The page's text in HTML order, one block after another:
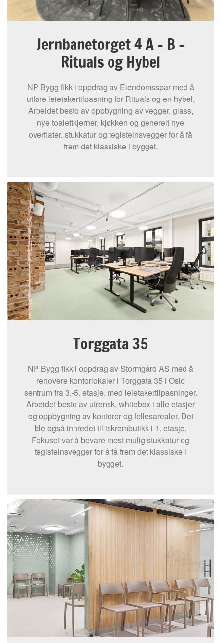
Jernbanetorget 4 A – B –
Rituals og Hybel
NP Bygg fikk i oppdrag av Eiendomsspar med å
utføre leietakertilpasning for Rituals og en hybel.
Arbeidet besto av oppbygning av vegger, glass,
nye toalettkjerner, kjøkken og generelt nye
overflater. stukkatur og teglsteinsvegger for å få
frem det klassiske i bygget.
Torggata 35
NP Bygg fikk i oppdrag av Stormgård AS med å
renovere kontorlokaler i Torggata 35 i Oslo
sentrum fra 3.-5. etasje, med leietakertilpasninger.
Arbeidet besto av utrensk, whitebox i alle etasjer
og oppbygning av kontorer og fellesarealer. Det
ble også innredet til iskrembutikk i 1. etasje.
Fokuset var å bevare mest mulig stukkatur og
teglsteinsvegger for å få frem det klassiske i
bygget.